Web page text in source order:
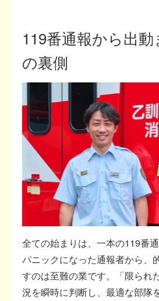
119番通報から出
の裏側
全ての始まりは、一本の119番通
パニックになった通報者から、
すのは至難の業です。「限られ
況を瞬時に判断し、最適な部隊